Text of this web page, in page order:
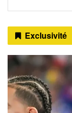
Exclusivité